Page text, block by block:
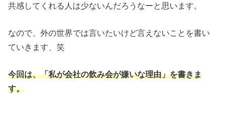
共感してくれる人は少ないんだろうなーと思います。
なので、外の世界では言いたいけど言えないことを書い
ていきます、笑
今回は、「私が会社の飲み会が嫌いな理由」を書きま
す。